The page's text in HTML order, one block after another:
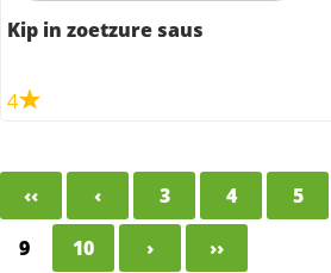
Kip in zoetzure saus
4
‹‹ ‹ 3 4 5
9
10 › ››